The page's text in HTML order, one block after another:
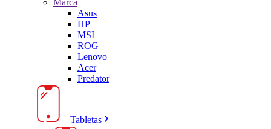
Asus
HP
MSI
ROG
Lenovo
Acer
Predator
Tabletas